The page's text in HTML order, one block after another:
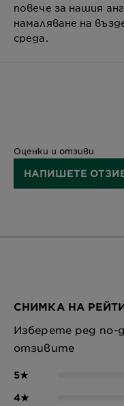
повече за нашия
намаляване на
среда.
Оценки и отзиви
НАПИШЕТЕ
СНИМКА НА
Изберете ред по-
отзивите
5★
4★